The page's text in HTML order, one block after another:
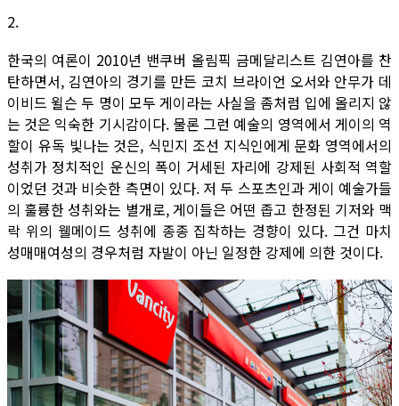
2.
한국의 여론이 2010년 밴쿠버 올림픽 금메달리스트 김연아를 찬
탄하면서, 김연아의 경기를 만든 코치 브라이언 오서와 안무가 데
이비드 윌슨 두 명이 모두 게이라는 사실을 좀처럼 입에 올리지 않
는 것은 익숙한 기시감이다. 물론 그런 예술의 영역에서 게이의 역
할이 유독 빛나는 것은, 식민지 조선 지식인에게 문화 영역에서의
성취가 정치적인 운신의 폭이 거세된 자리에 강제된 사회적 역할
이었던 것과 비슷한 측면이 있다. 저 두 스포츠인과 게이 예술가들
의 훌륭한 성취와는 별개로, 게이들은 어떤 좁고 한정된 기저와 맥
락 위의 웰메이드 성취에 종종 집착하는 경향이 있다. 그건 마치
성매매여성의 경우처럼 자발이 아닌 일정한 강제에 의한 것이다.